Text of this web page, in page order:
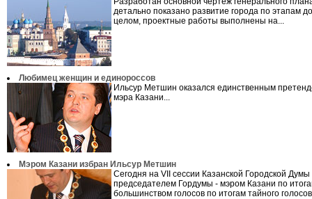
детально показано развитие города по этапам
целом, проектные работы выполнены на...
Любимец женщин и единороссов
Ильсур Метшин оказался единственным
мэра Казани...
Мэром Казани избран Ильсур Метшин
Сегодня на VII сессии Казанской Городской Думы
председателем Гордумы - мэром Казани по
большинством голосов по итогам тайного